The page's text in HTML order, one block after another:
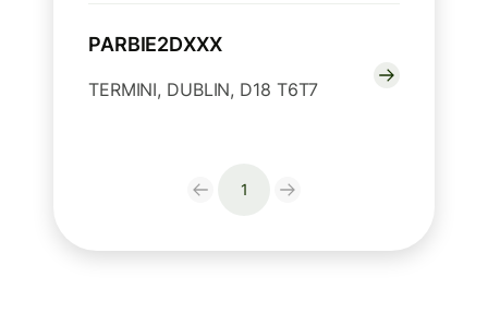
PARBIE2DXXX
TERMINI, DUBLIN, D18 T6T7
1